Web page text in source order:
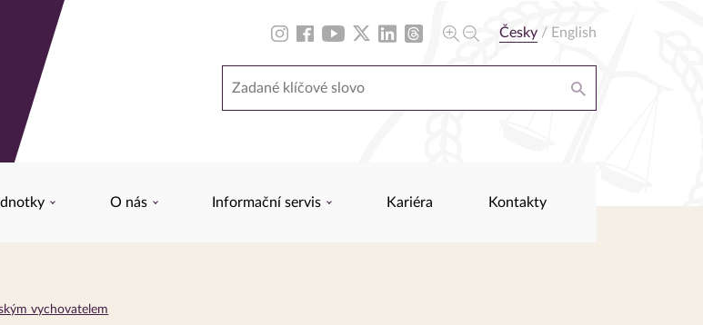
Česky / English
O nás Informační servis Kariéra Kontakty
vychovatelem